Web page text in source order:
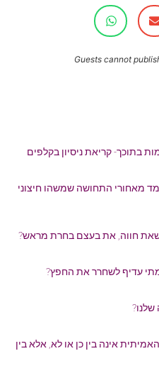
בתוכך- קריאת ניסיון בקלפים
מאחורי התחושה שמשהו חיצוני
שאת חווה, את בעצם בחרת מראש?
עדיף לשחרר את החפץ?
אינה בין כן או לא, אלא בין